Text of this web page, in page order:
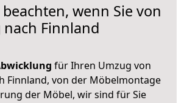
wenn Sie von
Finnland
für Ihren Umzug von
Finnland, von der Möbelmontage
der Möbel, wir sind für Sie